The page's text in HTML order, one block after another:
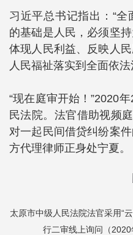
习近平总书记指出：“
的基础是人民，必须坚
体现人民利益、反映人
人民福祉落实到全面依
“现在庭审开始！”2020
民法院。法官借助视频
对一起民间借贷纠纷案
方代理律师正身处宁夏。
太原市中级人民法院法官采用“
行二审线上询问（